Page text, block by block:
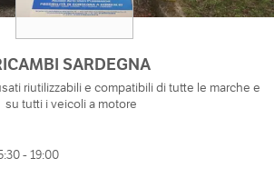
SARDEGNA
riutilizzabili e compatibili di tutte le marche e
su tutti i veicoli a motore
- 19:00